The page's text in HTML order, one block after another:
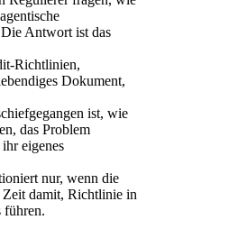
Antwort ist das
Richtlinien,
Dokument,
ist, wie
das Problem
eigenes
nur, wenn die
Zeit damit, Richtlinie in
führen.